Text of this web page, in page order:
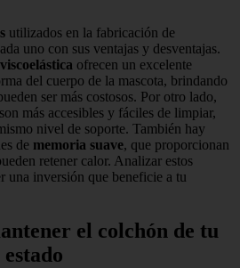
utilizados en la fabricación de
uno con sus ventajas y desventajas.
ofrecen un excelente
del cuerpo de la mascota, brindando
ser más costosos. Por otro lado,
son más accesibles y fáciles de limpiar,
nivel de soporte. También hay
de memoria suave, que proporcionan
retener calor. Analizar estos
una inversión que beneficie a tu
el colchón de tu